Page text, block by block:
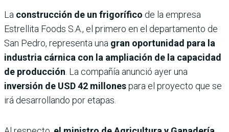
La construcción de un frigorífico de la empresa
Estrellita Foods S.A., el primero en el departamento de
San Pedro, representa una gran oportunidad para la
industria cárnica con la ampliación de la capacidad
de producción . La compañía anunció ayer una
inversión de USD 42 millonespara el proyecto que se
irá desarrollando por etapas.